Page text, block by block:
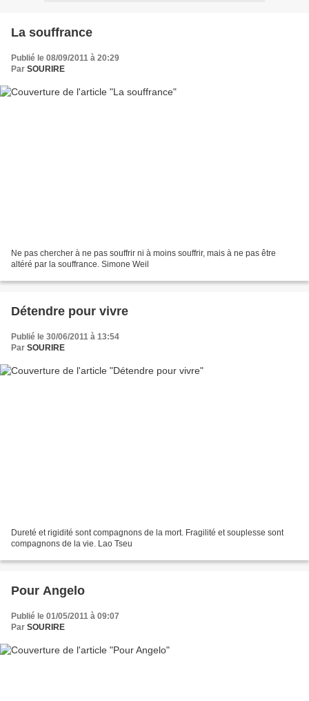
La souffrance
Publié le 08/09/2011 à 20:29
Par SOURIRE
Ne pas chercher à ne pas souffrir ni à moins souffrir, mais à ne pas être
altéré par la souffrance. Simone Weil
Détendre pour vivre
Publié le 30/06/2011 à 13:54
Par SOURIRE
Dureté et rigidité sont compagnons de la mort. Fragilité et souplesse sont
compagnons de la vie. Lao Tseu
Pour Angelo
Publié le 01/05/2011 à 09:07
Par SOURIRE